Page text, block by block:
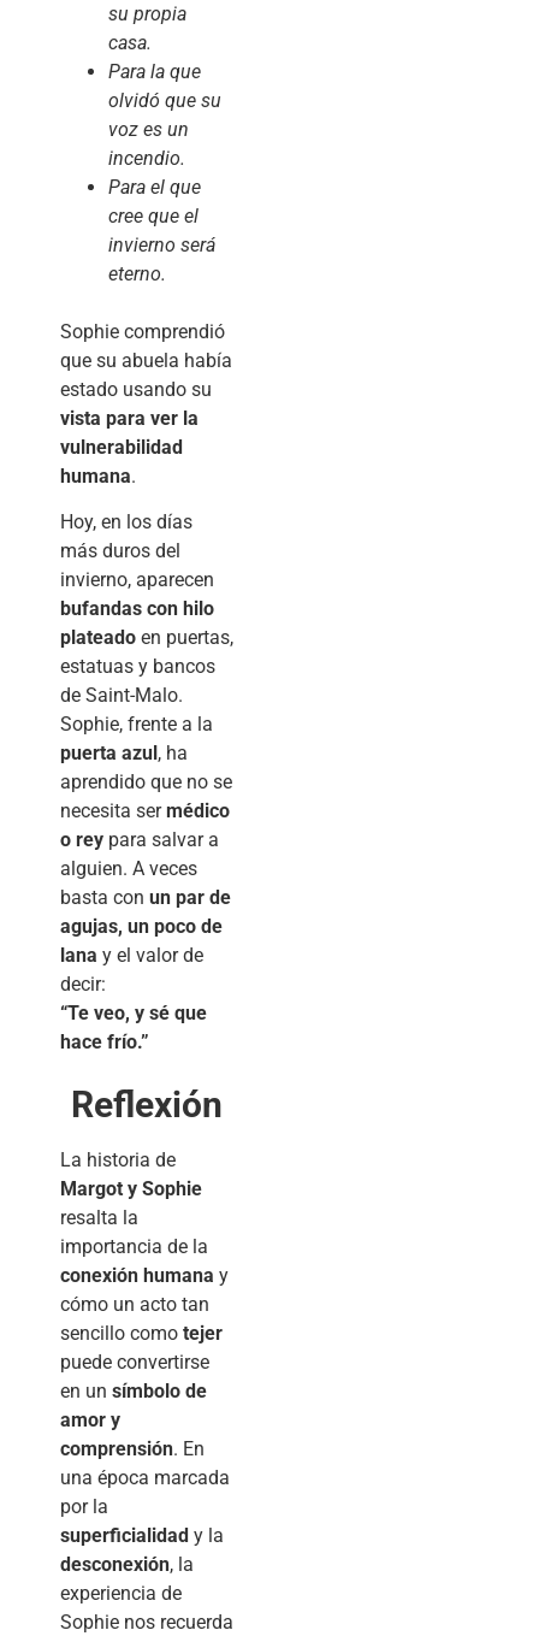
su propia
casa.
Para la que
olvidó que su
voz es un
incendio.
Para el que
cree que el
invierno será
eterno.
Sophie comprendió
que su abuela había
estado usando su
vista para ver la
vulnerabilidad
humana.
Hoy, en los días
más duros del
invierno, aparecen
bufandas con hilo
plateado en puertas,
estatuas y bancos
de Saint-Malo.
Sophie, frente a la
puerta azul, ha
aprendido que no se
necesita sermédico
o rey para salvar a
alguien. A veces
basta con un par de
agujas, un poco de
lana y el valor de
decir:
“Te veo, y sé que
hace frío.”
Reflexión
La historia de
Margot y Sophie
resalta la
importancia de la
conexión humana y
cómo un acto tan
sencillo como tejer
puede convertirse
en un símbolo de
amor y
comprensión. En
una época marcada
por la
superficialidad y la
desconexión, la
experiencia de
Sophie nos recuerda